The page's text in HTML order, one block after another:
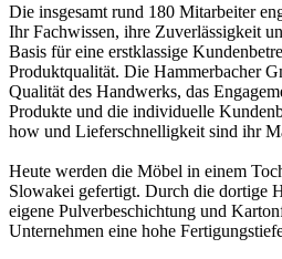
Die insgesamt rund 180 Mitarbeiter
Ihr Fachwissen, ihre Zuverlässigkeit
Basis für eine erstklassige
Produktqualität. Die Hammerbacher
Qualität des Handwerks, das
Produkte und die individuelle
how und Lieferschnelligkeit sind ihr
Heute werden die Möbel in einem
Slowakei gefertigt. Durch die dortige
eigene Pulverbeschichtung und
Unternehmen eine hohe